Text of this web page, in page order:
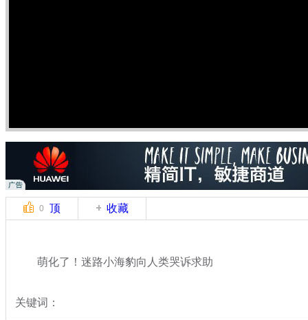
0 顶 收藏
萌化了！迷路小海豹向人类哭诉求助
关键词：